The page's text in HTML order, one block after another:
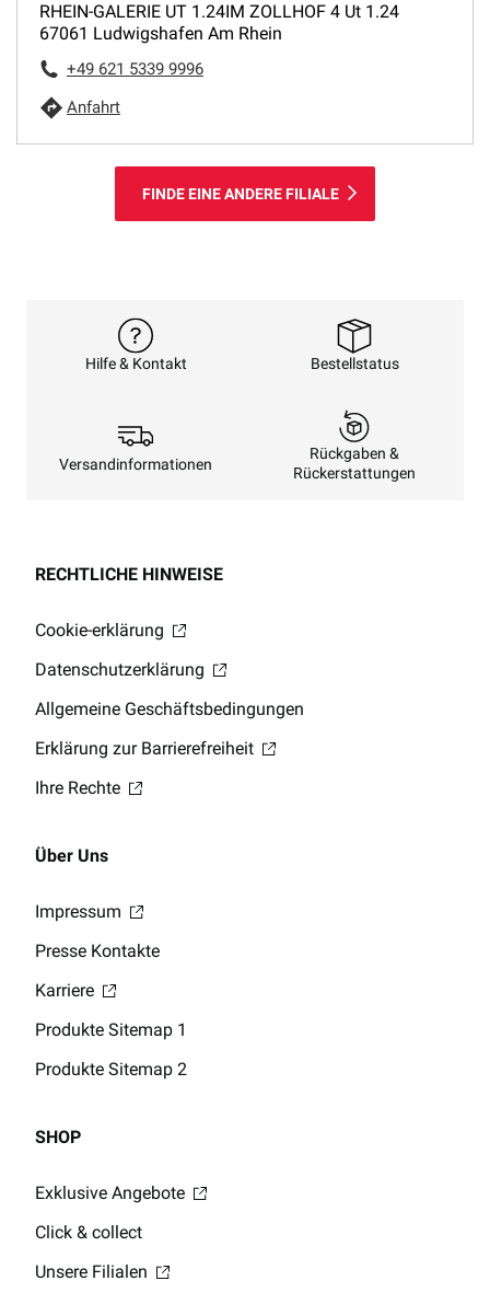
RHEIN-GALERIE UT 1.24IM ZOLLHOF 4 Ut 1.24
67061 Ludwigshafen Am Rhein
+49 621 5339 9996
Anfahrt
FINDE EINE ANDERE FILIALE
Hilfe & Kontakt Bestellstatus
Versandinformationen
Rückgaben &
Rückerstattungen
RECHTLICHE HINWEISE
Cookie-erklärung
Datenschutzerklärung
Allgemeine Geschäftsbedingungen
Erklärung zur Barrierefreiheit
Ihre Rechte
Über Uns
Impressum
Presse Kontakte
Karriere
Produkte Sitemap 1
Produkte Sitemap 2
SHOP
Exklusive Angebote
Click & collect
Unsere Filialen